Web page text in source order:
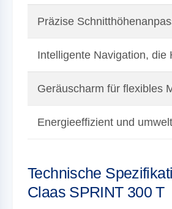
Präzise
Intelligente Navigation, die
Geräuscharm für flexibles
Energieeffizient und
Technische
Claas SPRINT 300 T